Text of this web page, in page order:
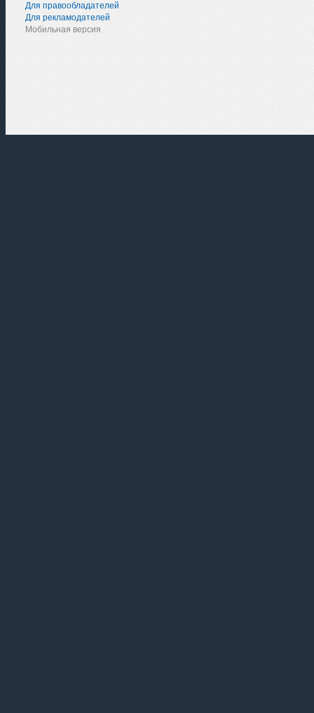
Для правообладателей
Для рекламодателей
Мобильная версия